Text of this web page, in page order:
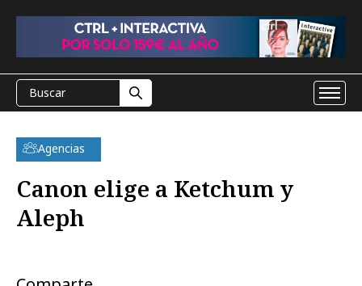
Agencias
Canon elige a Ketchum y
Aleph